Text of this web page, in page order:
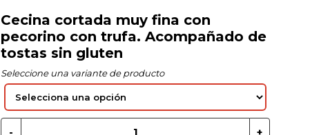
Cecina cortada muy fina con
pecorino con trufa. Acompañado de
tostas sin gluten
Seleccione una variante de producto